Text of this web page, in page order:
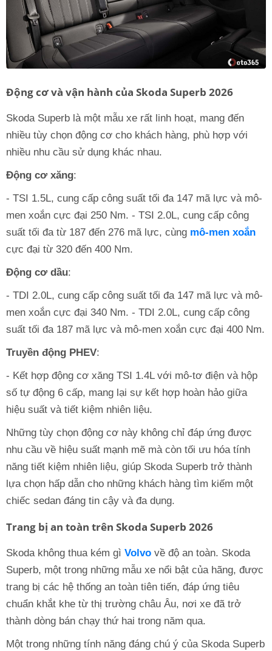
Động cơ và vận hành của Skoda Superb 2026
Skoda Superb là một mẫu xe rất linh hoạt, mang đến
nhiều tùy chọn động cơ cho khách hàng, phù hợp với
nhiều nhu cầu sử dụng khác nhau.
Động cơ xăng:
- TSI 1.5L, cung cấp công suất tối đa 147 mã lực và mô-
men xoắn cực đại 250 Nm. - TSI 2.0L, cung cấp công
suất tối đa từ 187 đến 276 mã lực, cùng mô-men xoắn
cực đại từ 320 đến 400 Nm.
Động cơ dầu:
- TDI 2.0L, cung cấp công suất tối đa 147 mã lực và mô-
men xoắn cực đại 340 Nm. - TDI 2.0L, cung cấp công
suất tối đa 187 mã lực và mô-men xoắn cực đại 400 Nm.
Truyền động PHEV:
- Kết hợp động cơ xăng TSI 1.4L với mô-tơ điện và hộp
số tự động 6 cấp, mang lại sự kết hợp hoàn hảo giữa
hiệu suất và tiết kiệm nhiên liệu.
Những tùy chọn động cơ này không chỉ đáp ứng được
nhu cầu về hiệu suất mạnh mẽ mà còn tối ưu hóa tính
năng tiết kiệm nhiên liệu, giúp Skoda Superb trở thành
lựa chọn hấp dẫn cho những khách hàng tìm kiếm một
chiếc sedan đáng tin cậy và đa dụng.
Trang bị an toàn trên Skoda Superb 2026
Skoda không thua kém gì Volvo về độ an toàn. Skoda
Superb, một trong những mẫu xe nổi bật của hãng, được
trang bị các hệ thống an toàn tiên tiến, đáp ứng tiêu
chuẩn khắt khe từ thị trường châu Âu, nơi xe đã trở
thành dòng bán chạy thứ hai trong năm qua.
Một trong những tính năng đáng chú ý của Skoda Superb